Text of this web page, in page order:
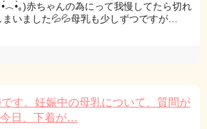
｡)赤ちゃんの為にって我慢してたら切れ
まいました💦💦母乳も少しずつですが…
す。妊娠中の母乳について、質問が
日、下着が…